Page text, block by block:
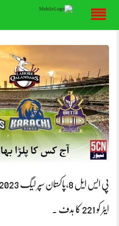
content
ایٹر کو 221 کا ہدف ۔